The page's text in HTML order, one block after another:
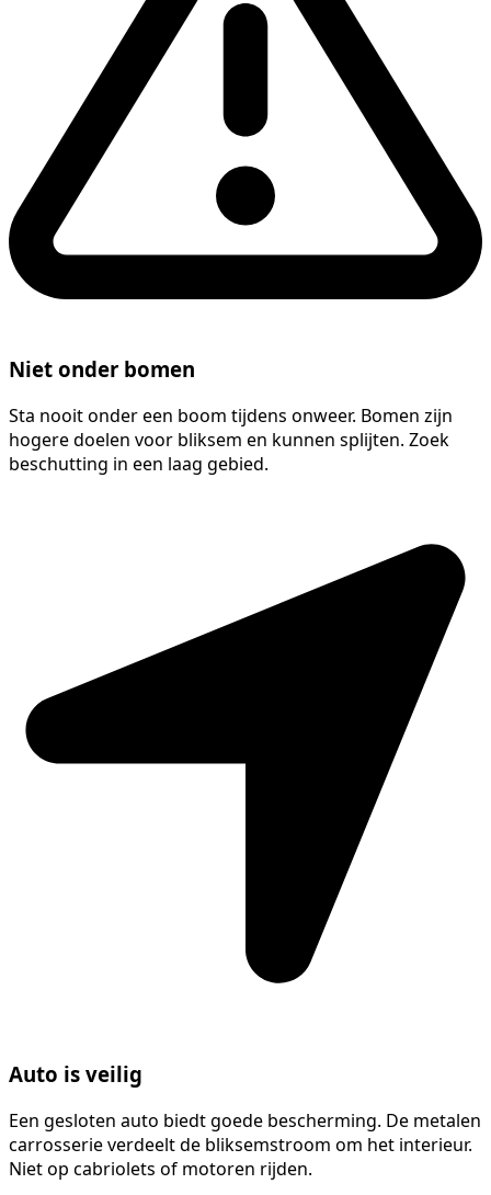
Niet onder bomen
Sta nooit onder een boom tijdens onweer. Bomen zijn
hogere doelen voor bliksem en kunnen splijten. Zoek
beschutting in een laag gebied.
Auto is veilig
Een gesloten auto biedt goede bescherming. De metalen
carrosserie verdeelt de bliksemstroom om het interieur.
Niet op cabriolets of motoren rijden.